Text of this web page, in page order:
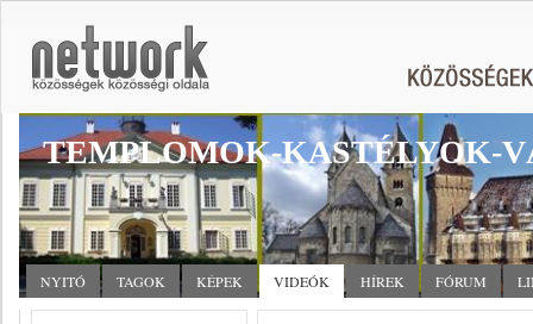
TEMPLOMOK-KASTÉLYOK-
NYITÓ TAGOK KÉPEK VIDEÓK HÍREK FÓRUM